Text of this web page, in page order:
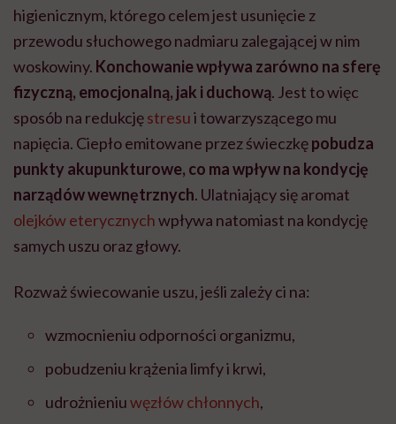
higienicznym, którego celem jest usunięcie z
przewodu słuchowego nadmiaru zalegającej w nim
woskowiny. Konchowanie wpływa zarówno na sferę
fizyczną, emocjonalną, jak i duchową. Jest to więc
sposób na redukcjęstresui towarzyszącego mu
napięcia. Ciepło emitowane przez świeczkępobudza
punkty akupunkturowe, co ma wpływ na kondycję
narządów wewnętrznych. Ulatniający się aromat
olejków eterycznychwpływa natomiast na kondycję
samych uszu oraz głowy.
Rozważ świecowanie uszu, jeśli zależy ci na:
wzmocnieniu odporności organizmu,
pobudzeniu krążenia limfy i krwi,
udrożnieniuwęzłów chłonnych,